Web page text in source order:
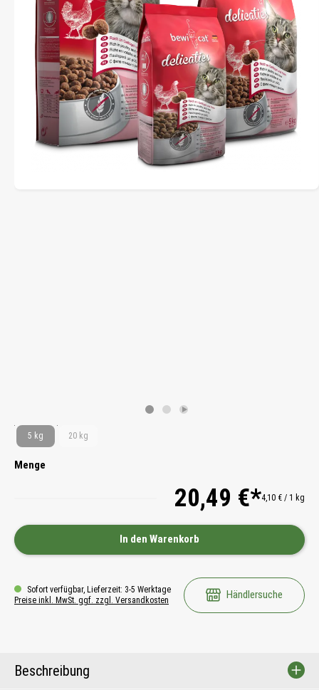
5 kg 20 kg
Menge
20,49 €*4,10 € / 1 kg
In den Warenkorb
Sofort verfügbar, Lieferzeit: 3-5 Werktage
Preise inkl. MwSt. ggf. zzgl. Versandkosten
Händlersuche
Beschreibung